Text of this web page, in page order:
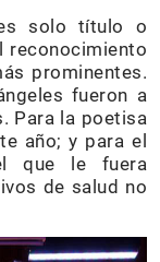
solo título o
reconocimiento
prominentes.
fueron a
Para la poetisa
año; y para el
que le fuera
de salud no